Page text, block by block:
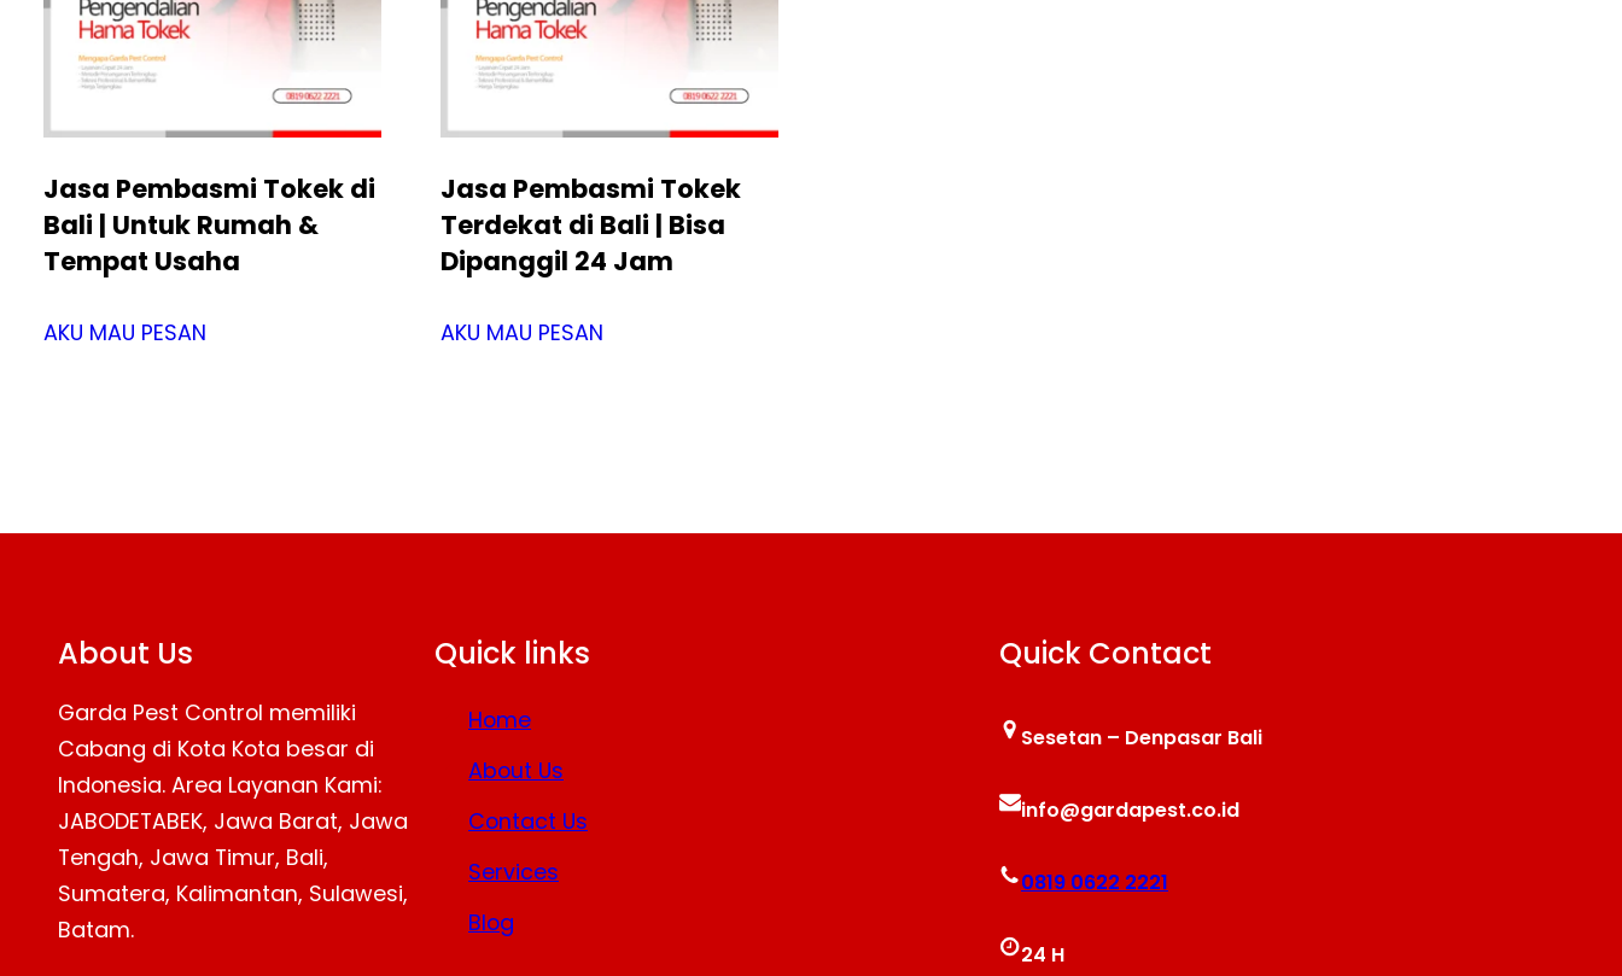
Jasa Pembasmi Tokek di
Bali | Untuk Rumah &
Tempat Usaha
AKU MAU PESAN
Jasa Pembasmi Tokek
Terdekat di Bali | Bisa
Dipanggil 24 Jam
AKU MAU PESAN
About Us
Garda Pest Control memiliki
Cabang di Kota Kota besar di
Indonesia. Area Layanan Kami:
JABODETABEK, Jawa Barat, Jawa
Tengah, Jawa Timur, Bali,
Sumatera, Kalimantan, Sulawesi,
Batam.
Quick links
Home
About Us
Contact Us
Services
Blog
Quick Contact
Sesetan – Denpasar Bali
info@gardapest.co.id
0819 0622 2221
24 H